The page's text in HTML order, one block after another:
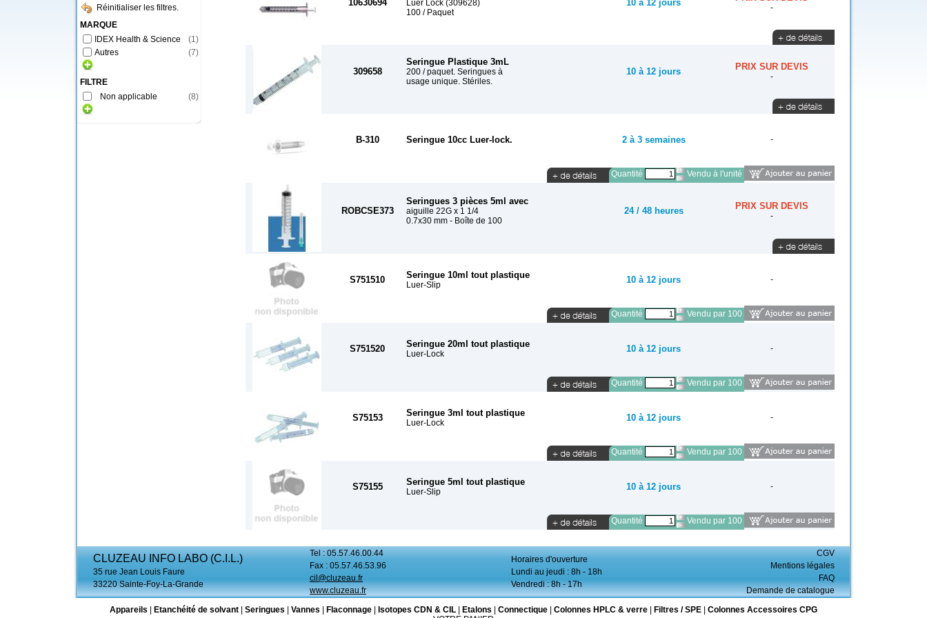
Réinitialiser les filtres.
MARQUE
IDEX Health & Science
(1)
Autres
(7)
FILTRE
Non applicable
(8)
10630694
Luer Lock (309628)
100 / Paquet
10 à 12 jours -
309658
Seringue Plastique 3mL
200 / paquet. Seringues à
usage unique. Stériles.
10 à 12 jours PRIX SUR DEVIS
-
B-310 Seringue 10cc Luer-lock. 2 à 3 semaines -
Quantité Vendu à l'unité
ROBCSE373
Seringues 3 pièces 5ml avec
aiguille 22G x 1 1/4
0.7x30 mm - Boîte de 100
24 / 48 heures PRIX SUR DEVIS
-
S751510 Seringue 10ml tout plastique
Luer-Slip 10 à 12 jours -
Quantité Vendu par 100
S751520 Seringue 20ml tout plastique
Luer-Lock 10 à 12 jours -
Quantité Vendu par 100
S75153 Seringue 3ml tout plastique
Luer-Lock 10 à 12 jours -
Quantité Vendu par 100
S75155 Seringue 5ml tout plastique
Luer-Slip 10 à 12 jours -
Quantité Vendu par 100
CLUZEAU INFO LABO (C.I.L.)
35 rue Jean Louis Faure
33220 Sainte-Foy-La-Grande
Tel : 05.57.46.00.44
Fax : 05.57.46.53.96
cil@cluzeau.fr
www.cluzeau.fr
Horaires d'ouverture
Lundi au jeudi : 8h - 18h
Vendredi : 8h - 17h
CGV
Mentions légales
FAQ
Demande de catalogue
Appareils
Etanchéité de solvant Seringues Vannes Flaconnage Isotopes CDN & CIL Etalons Connectique Colonnes HPLC & verre Filtres / SPE
Colonnes Accessoires CPG